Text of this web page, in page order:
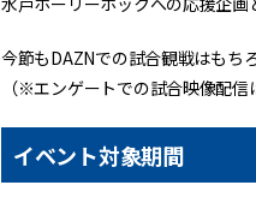
今節もDAZNでの試合観戦はもち
（※エンゲートでの試合映像配信
イベント対象期間